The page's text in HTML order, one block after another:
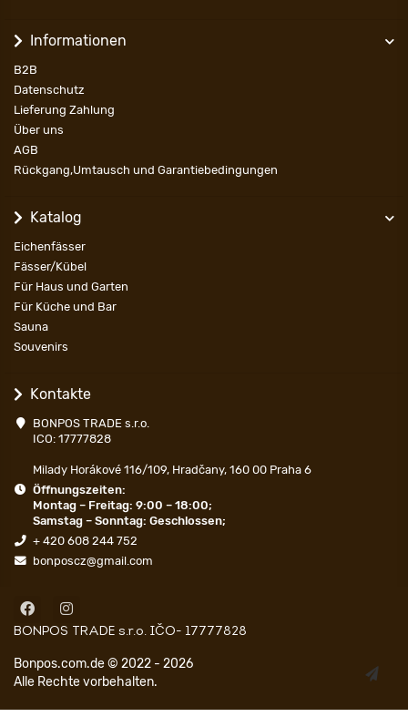
Informationen
B2B
Datenschutz
Lieferung Zahlung
Über uns
AGB
Rückgang,Umtausch und Garantiebedingungen
Katalog
Eichenfässer
Fässer/Kübel
Für Haus und Garten
Für Küche und Bar
Sauna
Souvenirs
Kontakte
BONPOS TRADE s.r.o.
ICO: 17777828
Milady Horákové 116/109, Hradčany, 160 00 Praha 6
Öffnungszeiten:
Montag – Freitag: 9:00 – 18:00;
Samstag – Sonntag: Geschlossen;
+ 420 608 244 752
bonposcz@gmail.com
BONPOS TRADE s.r.o. IČO- 17777828
Bonpos.com.de © 2022 - 2026
Alle Rechte vorbehalten.